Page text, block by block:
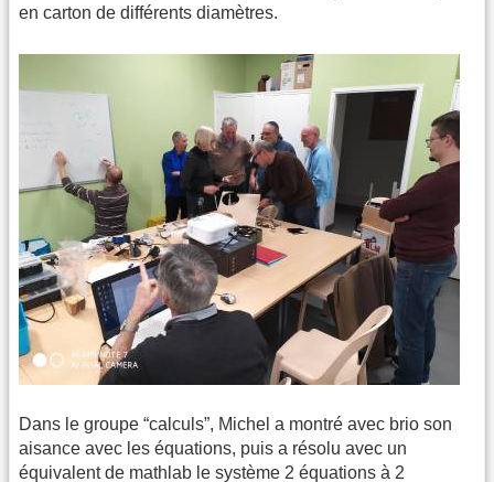
en carton de différents diamètres.
Dans le groupe “calculs”, Michel a montré avec brio son
aisance avec les équations, puis a résolu avec un
équivalent de mathlab le système 2 équations à 2